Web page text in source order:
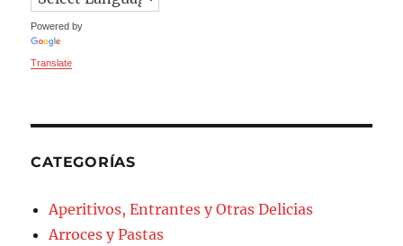
Powered by
Translate
CATEGORÍAS
Aperitivos, Entrantes y Otras Delicias
Arroces y Pastas